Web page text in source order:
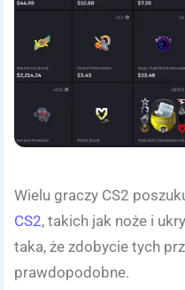
Wielu graczy CS2
CS2, takich jak noże i
taka, że zdobycie tych
prawdopodobne.